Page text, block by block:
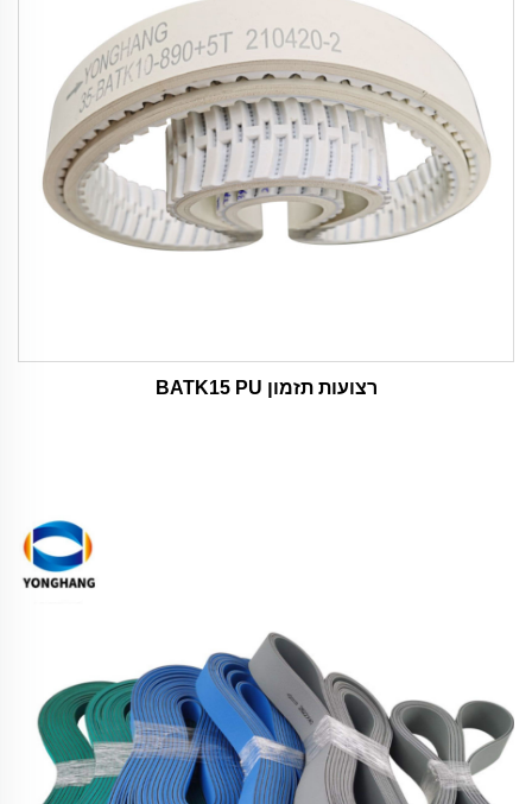
רצועות תזמון BATK15 PU